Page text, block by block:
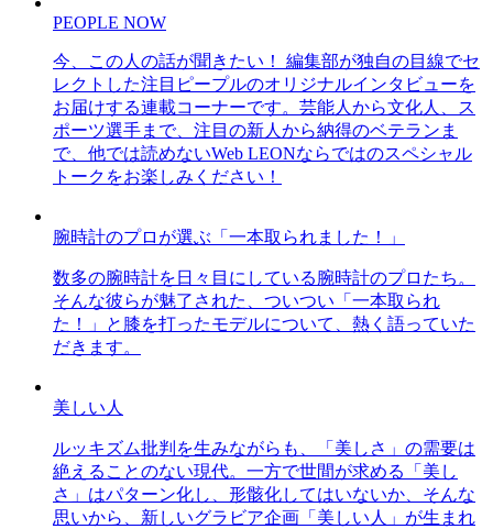
PEOPLE NOW
今、この人の話が聞きたい！ 編集部が独自の目線でセ
レクトした注目ピープルのオリジナルインタビューを
お届けする連載コーナーです。芸能人から文化人、ス
ポーツ選手まで、注目の新人から納得のベテランま
で、他では読めないWeb LEONならではのスペシャル
トークをお楽しみください！
腕時計のプロが選ぶ「一本取られました！」
数多の腕時計を日々目にしている腕時計のプロたち。
そんな彼らが魅了された、ついつい「一本取られ
た！」と膝を打ったモデルについて、熱く語っていた
だきます。
美しい人
ルッキズム批判を生みながらも、「美しさ」の需要は
絶えることのない現代。一方で世間が求める「美し
さ」はパターン化し、形骸化してはいないか、そんな
思いから、新しいグラビア企画「美しい人」が生まれ